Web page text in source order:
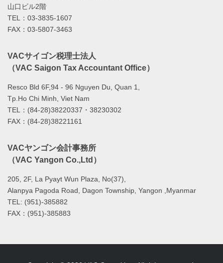
山口ビル2階
TEL：03-3835-1607
FAX：03-5807-3463
VACサイゴン税理士法人
（VAC Saigon Tax Accountant Office）
Resco Bld 6F,94 - 96 Nguyen Du, Quan 1,
Tp.Ho Chi Minh, Viet Nam
TEL：(84-28)38220337・38230302
FAX：(84-28)38221161
VACヤンゴン会計事務所
（VAC Yangon Co.,Ltd）
205, 2F, La Pyayt Wun Plaza, No(37),
Alanpya Pagoda Road, Dagon Township, Yangon ,Myanmar
TEL: (951)-385882
FAX：(951)-385883